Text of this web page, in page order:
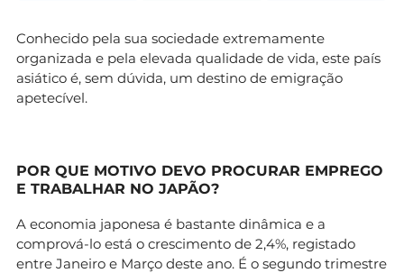
Conhecido pela sua sociedade extremamente
organizada e pela elevada qualidade de vida, este país
asiático é, sem dúvida, um destino de emigração
apetecível.
POR QUE MOTIVO DEVO PROCURAR EMPREGO
E TRABALHAR NO JAPÃO?
A economia japonesa é bastante dinâmica e a
comprová-lo está o crescimento de 2,4%, registado
entre Janeiro e Março deste ano. É o segundo trimestre